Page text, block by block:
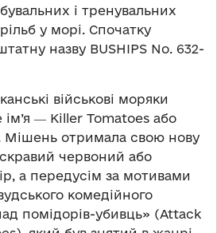
і тренувальних
у морі. Спочатку
назву BUSHIPS No. 632-
військові моряки
― Killer Tomatoes або
Мішень отримала свою нову
червоний або
а передусім за мотивами
комедійного
помідорів-убивць» (Attack